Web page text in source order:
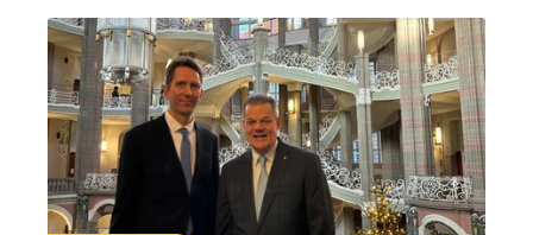
vier Wochen verlängert.